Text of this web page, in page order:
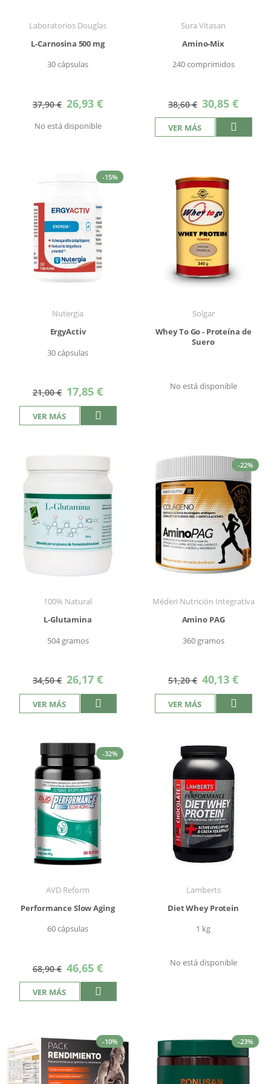
Laboratorios Douglas
L-Carnosina 500 mg
30 cápsulas
37,90 € Precio
especial
26,93 €
No está disponible
Sura Vitasan
Amino-Mix
240 comprimidos
38,60 € Precio
especial
30,85 €
VER MÁS
-15%
Nutergia
ErgyActiv
30 cápsulas
21,00 € Precio
especial
17,85 €
VER MÁS
Solgar
Whey To Go - Proteína de
Suero
No está disponible
100% Natural
L-Glutamina
504 gramos
34,50 € Precio
especial
26,17 €
VER MÁS
-22%
Méderi Nutrición Integrativa
Amino PAG
360 gramos
51,20 € Precio
especial
40,13 €
VER MÁS
-32%
AVD Reform
Performance Slow Aging
60 cápsulas
68,90 € Precio
especial
46,65 €
VER MÁS
Lamberts
Diet Whey Protein
1 kg
No está disponible
-10% -23%